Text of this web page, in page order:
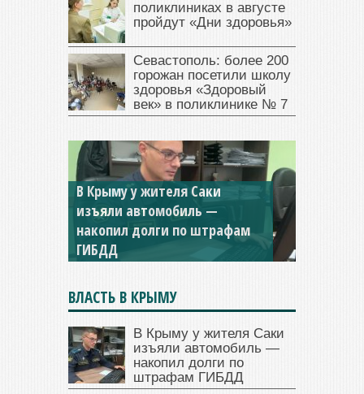
поликлиниках в августе
пройдут «Дни здоровья»
Севастополь: более 200
горожан посетили школу
здоровья «Здоровый
век» в поликлинике № 7
Севастопольская компания
заплатила 877 тысяч рублей
долга — арестовали счета
ВЛАСТЬ В КРЫМУ
В Крыму у жителя Саки
изъяли автомобиль —
накопил долги по
штрафам ГИБДД